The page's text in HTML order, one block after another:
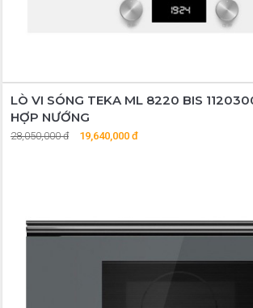
LÒ VI SÓNG TEKA ML 8220 BIS
HỢP NƯỚNG
28,050,000 đ 19,640,000 đ